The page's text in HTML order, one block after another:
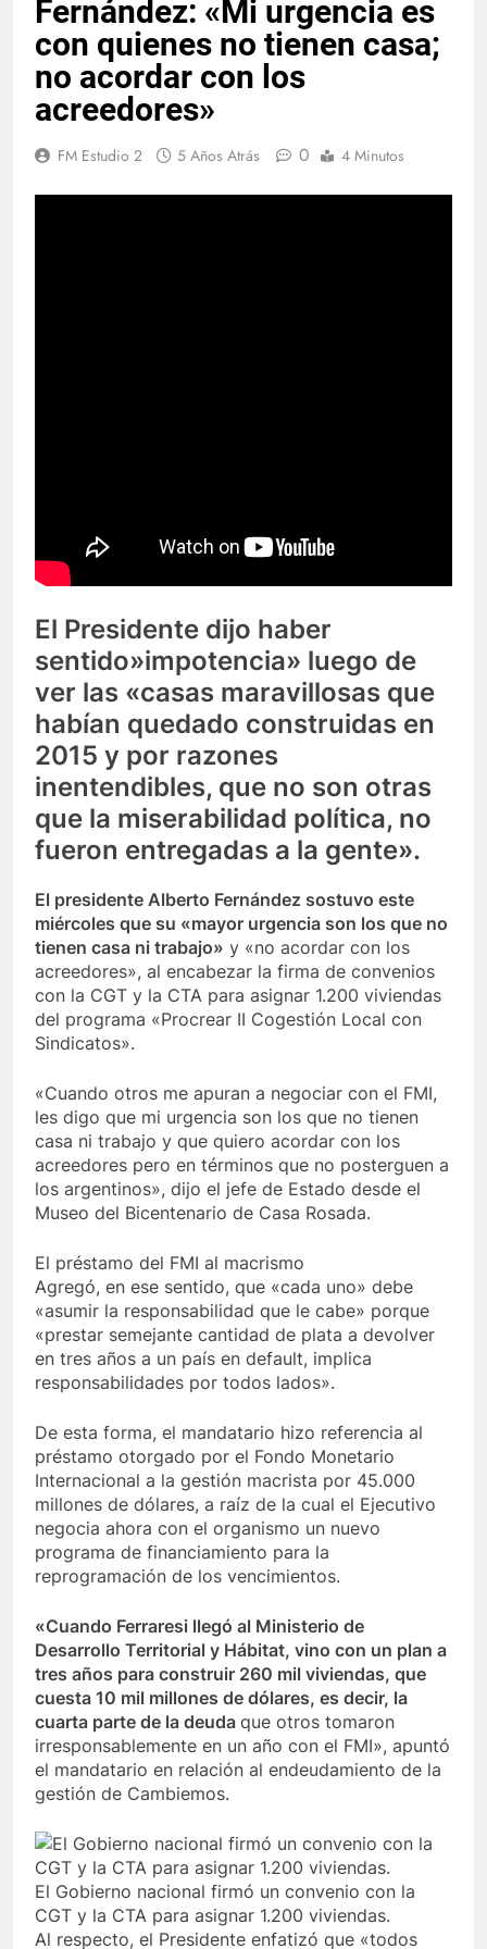
Fernández: «Mi urgencia es
con quienes no tienen casa;
no acordar con los
acreedores»
FM Estudio 2 5 Años Atrás 0 4 Minutos
El Presidente dijo haber
sentido»impotencia» luego de
ver las «casas maravillosas que
habían quedado construidas en
2015 y por razones
inentendibles, que no son otras
que la miserabilidad política, no
fueron entregadas a la gente».
El presidente Alberto Fernández sostuvo este
miércoles que su «mayor urgencia son los que no
tienen casa ni trabajo» y «no acordar con los
acreedores», al encabezar la firma de convenios
con la CGT y la CTA para asignar 1.200 viviendas
del programa «Procrear II Cogestión Local con
Sindicatos».
«Cuando otros me apuran a negociar con el FMI,
les digo que mi urgencia son los que no tienen
casa ni trabajo y que quiero acordar con los
acreedores pero en términos que no posterguen a
los argentinos», dijo el jefe de Estado desde el
Museo del Bicentenario de Casa Rosada.
El préstamo del FMI al macrismo
Agregó, en ese sentido, que «cada uno» debe
«asumir la responsabilidad que le cabe» porque
«prestar semejante cantidad de plata a devolver
en tres años a un país en default, implica
responsabilidades por todos lados».
De esta forma, el mandatario hizo referencia al
préstamo otorgado por el Fondo Monetario
Internacional a la gestión macrista por 45.000
millones de dólares, a raíz de la cual el Ejecutivo
negocia ahora con el organismo un nuevo
programa de financiamiento para la
reprogramación de los vencimientos.
«Cuando Ferraresi llegó al Ministerio de
Desarrollo Territorial y Hábitat, vino con un plan a
tres años para construir 260 mil viviendas, que
cuesta 10 mil millones de dólares, es decir, la
cuarta parte de la deuda que otros tomaron
irresponsablemente en un año con el FMI», apuntó
el mandatario en relación al endeudamiento de la
gestión de Cambiemos.
El Gobierno nacional firmó un convenio con la
CGT y la CTA para asignar 1.200 viviendas.
Al respecto, el Presidente enfatizó que «todos